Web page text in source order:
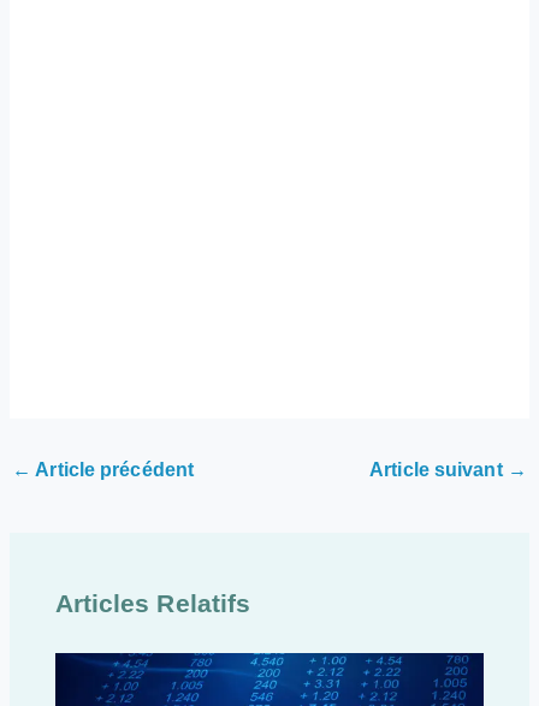
← Article précédent Article suivant →
Articles Relatifs